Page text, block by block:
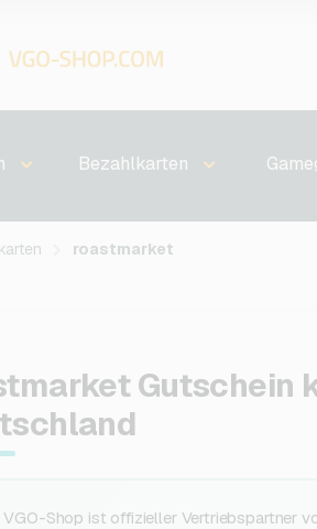
Bezahlkarten
roastmarket
Gutschein
VGO-Shop ist offizieller Vertriebspartner